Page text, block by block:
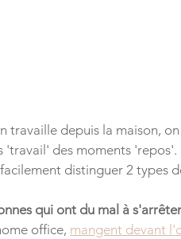
travaille depuis la maison,
'travail' des moments
distinguer 2 types
qui ont du mal à
office, mangent devant